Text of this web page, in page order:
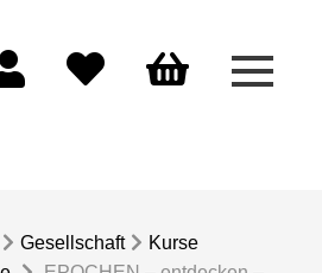
Menü
Gesellschaft
Kurse